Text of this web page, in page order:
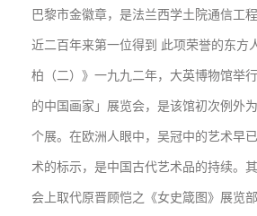
巴黎市金徽章，是法兰西学土院通信工
近二百年来第一位得到 此项荣誉的东方
柏（二）》一九九二年，大英博物馆举
的中国画家」展览会，是该馆初次例外
个展。在欧洲人眼中，吴冠中的艺术早
术的标示，是中国古代艺术品的持续。
会上取代原晋顾恺之《女史箴图》展览